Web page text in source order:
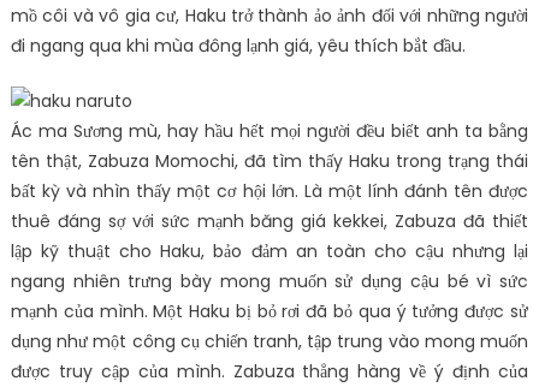
mồ côi và vô gia cư, Haku trở thành ảo ảnh đối với những người
đi ngang qua khi mùa đông lạnh giá, yêu thích bắt đầu.
Ác ma Sương mù, hay hầu hết mọi người đều biết anh ta bằng
tên thật, Zabuza Momochi, đã tìm thấy Haku trong trạng thái
bất kỳ và nhìn thấy một cơ hội lớn. Là một lính đánh tên được
thuê đáng sợ với sức mạnh băng giá kekkei, Zabuza đã thiết
lập kỹ thuật cho Haku, bảo đảm an toàn cho cậu nhưng lại
ngang nhiên trưng bày mong muốn sử dụng cậu bé vì sức
mạnh của mình. Một Haku bị bỏ rơi đã bỏ qua ý tưởng được sử
dụng như một công cụ chiến tranh, tập trung vào mong muốn
được truy cập của mình. Zabuza thẳng hàng về ý định của